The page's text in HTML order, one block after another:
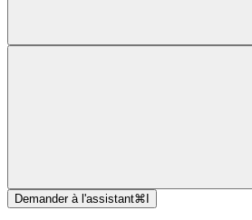
Demander à l'assistant⌘